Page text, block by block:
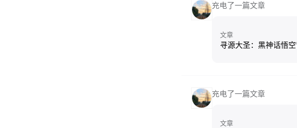
充电了一篇文章
文章
寻源大圣：黑神话悟
充电了一篇文章
文章